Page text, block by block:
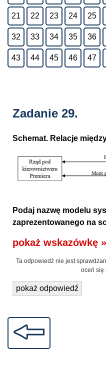
21 22 23 24 25
32 33 34 35 36
43 44 45 46 47
Zadanie 29.
Schemat. Relacje
Podaj nazwę modelu
zaprezentowanego na
pokaż wskazówkę »
Ta odpowiedź nie jest
oceń się
pokaż odpowiedź